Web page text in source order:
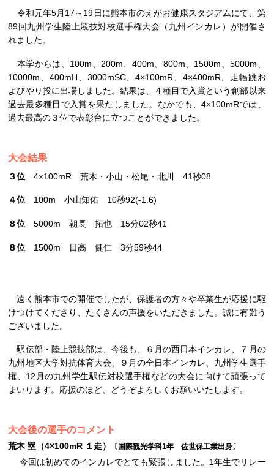
令和元年5月17～19日に熊本市のえがお健康スタジアムにて、第
89回九州学生陸上競技対校選手権大会（九州インカレ）が開催さ
れました。
本学からは、100m、200m、400m、800m、1500m、5000m、
10000m、400mH、3000mSC、4×100mR、4×400mR、走幅跳お
よびやり投に出場しました。結果は、４種目で入賞という創部以来
過去最多種目で入賞を果たしました。なかでも、4×100mRでは、
過去最高の３位で表彰台に立つことができました。
大会結果
３位 4×100mR 荒木・小山・松尾・北川 41秒08
４位 100m 小山知佑 10秒92(-1.6)
８位 5000m 朝長 拓也 15分02秒41
８位 1500m 日高 健仁 3分59秒44
遠く熊本市での開催でしたが、保護者の方々や卒業生が応援に駆
けつけてくださり、たくさんの声援をいただきました。誠に有難う
ございました。
駅伝部・陸上競技部は、今後も、６月の西日本インカレ、７月の
九州地区大学対抗体育大会、９月の全日本インカレ、九州学生選手
権、12月の九州学生駅伝対校選手権などの大会に向けて頑張って
まいります。応援のほど、どうぞよろしくお願いいたします。
大会後の選手のコメント
荒木 塁（4×100mR １走） 〔国際観光学科1年 佐世保工業出身〕
今回は初めてのインカレでとても緊張しました。1年生でリレー